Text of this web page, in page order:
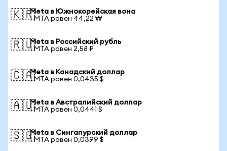
🇰🇷Meta в Южнокорейская вона
1 MTA равен 44,22 ₩
🇷🇺Meta в Российский рубль
1 MTA равен 2,58 ₽
🇨🇦Meta в Канадский доллар
1 MTA равен 0,0435 $
🇦🇺Meta в Австралийский доллар
1 MTA равен 0,0441 $
🇸🇬Meta в Сингапурский доллар
1 MTA равен 0,0399 $